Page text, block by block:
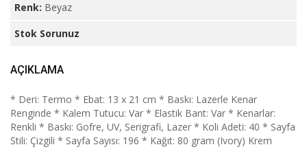
Renk: Beyaz
Stok Sorunuz
AÇIKLAMA
* Deri: Termo * Ebat: 13 x 21 cm * Baskı: Lazerle Kenar
Renginde * Kalem Tutucu: Var * Elastik Bant: Var * Kenarlar:
Renkli * Baskı: Gofre, UV, Serigrafi, Lazer * Koli Adeti: 40 * Sayfa
Stili: Çizgili * Sayfa Sayısı: 196 * Kağıt: 80 gram (Ivory) Krem